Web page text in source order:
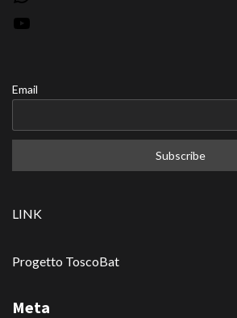
Email
LINK
Progetto ToscoBat
Meta